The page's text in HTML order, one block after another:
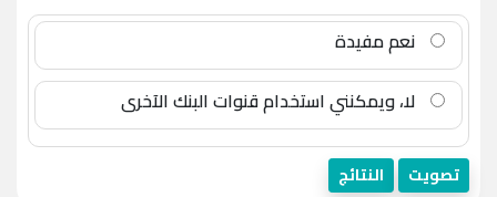
نعم مفيدة
لا، ويمكنني استخدام قنوات البنك الآخرى
تصويت النتائج